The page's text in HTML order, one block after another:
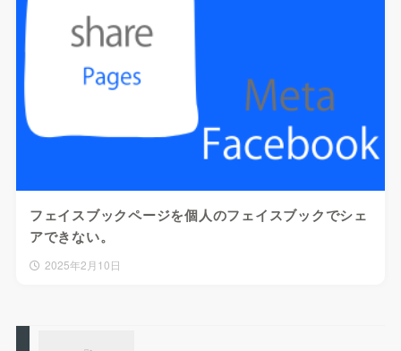
フェイスブックページを個人のフェイスブックでシェ
アできない。
2025年2月10日